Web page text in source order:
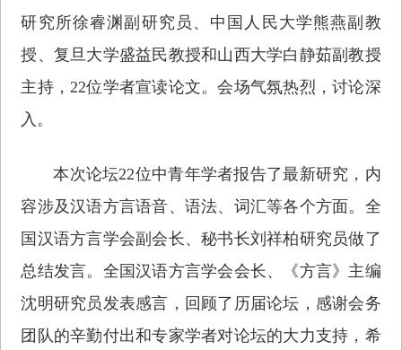
研究所徐睿渊副研究员、中国人民大学熊燕副教
授、复旦大学盛益民教授和山西大学白静茹副教授
主持，22位学者宣读论文。会场气氛热烈，讨论深
入。
本次论坛22位中青年学者报告了最新研究，内
容涉及汉语方言语音、语法、词汇等各个方面。全
国汉语方言学会副会长、秘书长刘祥柏研究员做了
总结发言。全国汉语方言学会会长、《方言》主编
沈明研究员发表感言，回顾了历届论坛，感谢会务
团队的辛勤付出和专家学者对论坛的大力支持，希